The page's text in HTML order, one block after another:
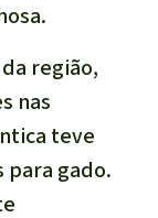
região,
nas
teve
para gado.